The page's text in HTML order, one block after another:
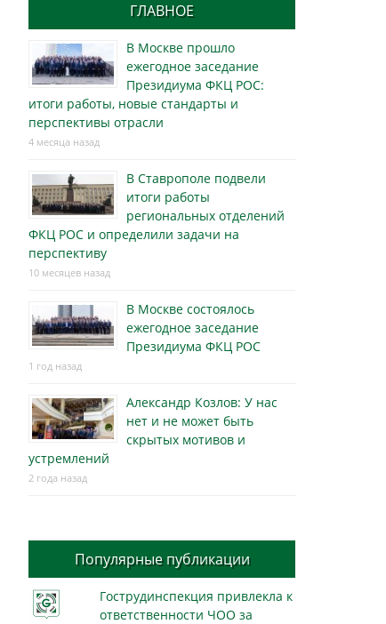
ГЛАВНОЕ
В Москве прошло
ежегодное заседание
Президиума ФКЦ РОС:
итоги работы, новые стандарты и
перспективы отрасли
4 месяца назад
В Ставрополе подвели
итоги работы
региональных отделений
ФКЦ РОС и определили задачи на
перспективу
10 месяцев назад
В Москве состоялось
ежегодное заседание
Президиума ФКЦ РОС
1 год назад
Александр Козлов: У нас
нет и не может быть
скрытых мотивов и
устремлений
2 года назад
Популярные публикации
Гострудинспекция привлекла к
ответственности ЧОО за